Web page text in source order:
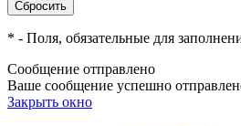
* - Поля, обязательные для
Сообщение отправлено
Ваше сообщение успешно
Закрыть окно